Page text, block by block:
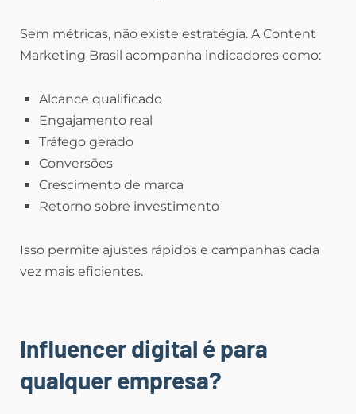
Sem métricas, não existe estratégia. A Content
Marketing Brasil acompanha indicadores como:
Alcance qualificado
Engajamento real
Tráfego gerado
Conversões
Crescimento de marca
Retorno sobre investimento
Isso permite ajustes rápidos e campanhas cada
vez mais eficientes.
Influencer digital é para
qualquer empresa?